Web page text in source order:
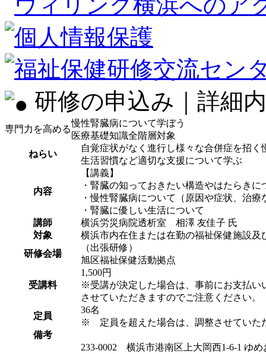
研修の申込み｜詳細
専門力を高める
慢性腎臓病について学ぼう
医療基礎知識全階層対象
ねらい
自覚症状がなく進行し様々な合併症を招
生活習慣など適切な支援について学ぶ
内容
【講義】
・腎臓の知っておきたい構造やはたらきに
・慢性腎臓病について（原因や症状、治療
・腎臓に優しい生活について
講師
横浜労災病院透析室 相澤 友佳子 氏
対象
横浜市内在住または在勤の福祉保健施設
研修会場
（出張研修）
旭区福祉保健活動拠点
受講料
1,500円
※受講が決定した場合は、事前にお支払い
させていただきますのでご注意ください。
定員
36名
※ 定員を超えた場合は、調整させていた
備考
233-0002 横浜市港南区上大岡西1-6-1 ゆ